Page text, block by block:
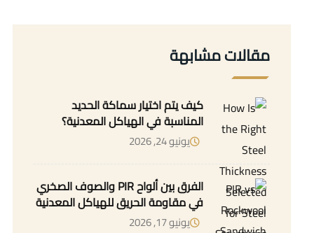
مقالات مشابهة
كيف يتم اختيار سماكة الحديد
المناسبة في الهياكل المعدنية؟
يونيو 24, 2026
الفرق بين ألواح PIR والصوف الصخري
في مقاومة الحريق للهياكل المعدنية
يونيو 17, 2026